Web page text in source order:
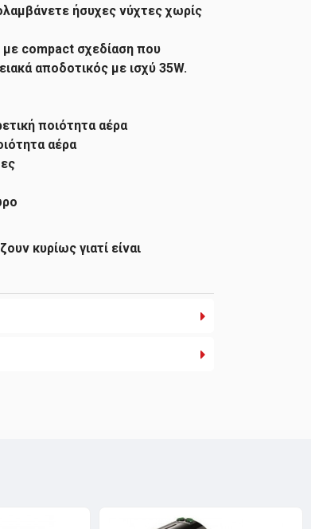
ήσυχες νύχτες χωρίς
με compact σχεδίαση που
αποδοτικός με ισχύ 35W.
ποιότητα αέρα
αέρα
κυρίως γιατί είναι